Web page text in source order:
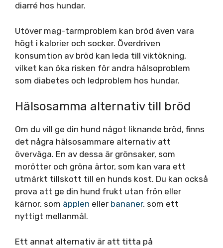
diarré hos hundar.
Utöver mag-tarmproblem kan bröd även vara
högt i kalorier och socker. Överdriven
konsumtion av bröd kan leda till viktökning,
vilket kan öka risken för andra hälsoproblem
som diabetes och ledproblem hos hundar.
Hälsosamma alternativ till bröd
Om du vill ge din hund något liknande bröd, finns
det några hälsosammare alternativ att
överväga. En av dessa är grönsaker, som
morötter och gröna ärtor, som kan vara ett
utmärkt tillskott till en hunds kost. Du kan också
prova att ge din hund frukt utan frön eller
kärnor, som äpplen eller bananer, som ett
nyttigt mellanmål.
Ett annat alternativ är att titta på